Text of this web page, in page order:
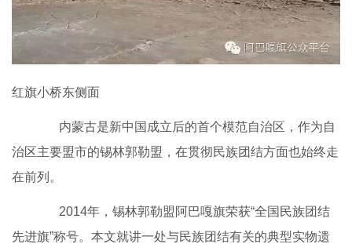
红旗小桥东侧面
内蒙古是新中国成立后的首个模范自治区，作为自
治区主要盟市的锡林郭勒盟，在贯彻民族团结方面也始终走
在前列。
2014年，锡林郭勒盟阿巴嘎旗荣获“全国民族团结
先进旗”称号。本文就讲一处与民族团结有关的典型实物遗